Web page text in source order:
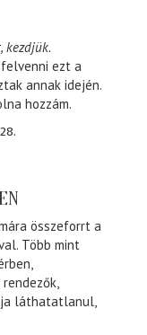
kezdjük.
ezt a
annak idején.
hozzám.
összeforrt a
Több mint
láthatatlanul,